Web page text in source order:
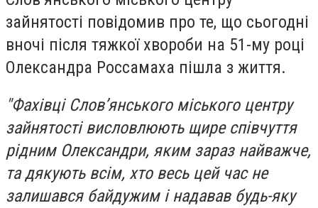
зайнятості повідомив про те, що сьогодні
вночі після тяжкої хвороби на 51-му році
Олександра Россамаха пішла з життя.
"Фахівці Слов’янського міського центру
зайнятості висловлюють щире співчуття
рідним Олександри, яким зараз найважче,
та дякують всім, хто весь цей час не
залишався байдужим і надавав будь-яку